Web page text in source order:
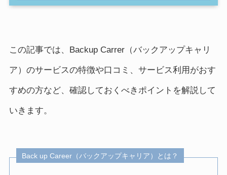
この記事では、Backup Carrer（バックアップキャリ
ア）のサービスの特徴や口コミ、サービス利用がおす
すめの方など、確認しておくべきポイントを解説して
いきます。
Back up Career（バックアップキャリア）とは？